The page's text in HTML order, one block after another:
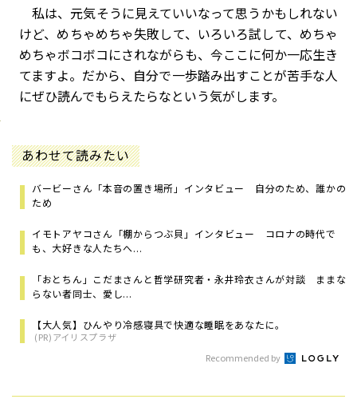
私は、元気そうに見えていいなって思うかもしれない
けど、めちゃめちゃ失敗して、いろいろ試して、めちゃ
めちゃボコボコにされながらも、今ここに何か一応生き
てますよ。だから、自分で一歩踏み出すことが苦手な人
にぜひ読んでもらえたらなという気がします。
あわせて読みたい
バービーさん「本音の置き場所」インタビュー 自分のため、誰かの
ため
イモトアヤコさん「棚からつぶ貝」インタビュー コロナの時代で
も、大好きな人たちへ...
「おとちん」こだまさんと哲学研究者・永井玲衣さんが対談 ままな
らない者同士、愛し...
【大人気】ひんやり冷感寝具で快適な睡眠をあなたに。
(PR)アイリスプラザ
Recommended by